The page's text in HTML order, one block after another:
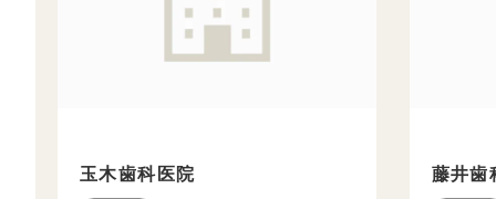
玉木歯科医院 藤井歯